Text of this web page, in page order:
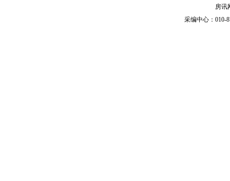
房讯
采编中心：010-